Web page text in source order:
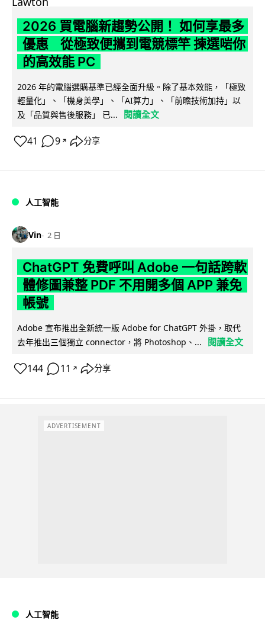
2026 買電腦新趨勢公開！ 如何享最多
優惠 從極致便攜到電競標竿 揀選啱你
的高效能 PC
2026 年的電腦選購基準已經全面升級。除了基本效能，「極致
輕量化」、「機身美學」、「AI算力」、「前瞻技術加持」以
及「品質與售後服務」 已...
閱讀全文
41 9 ↗ 分享
人工智能
Vin 2 日
ChatGPT 免費呼叫 Adobe 一句話跨軟
體修圖兼整 PDF 不用開多個 APP 兼免
帳號
Adobe 宣布推出全新統一版 Adobe for ChatGPT 外掛，取代
去年推出三個獨立 connector，將 Photoshop、...
閱讀全文
144 11 ↗ 分享
ADVERTISEMENT
人工智能